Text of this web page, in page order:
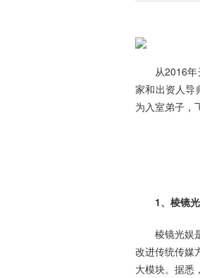
从2016
家和出资人导
为入室弟子，
1、棱镜
棱镜光娱
改进传统传媒
大模块。据悉